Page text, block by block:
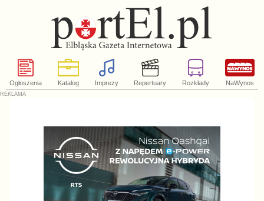
Ogłoszenia Katalog Imprezy Repertuary Rozkłady NaWynos